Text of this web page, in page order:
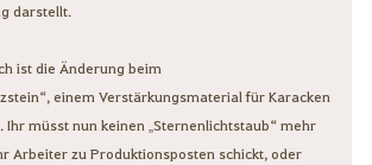
darstellt.
ist die Änderung beim
einem Verstärkungsmaterial für Karacken
Ihr müsst nun keinen „Sternenlichtstaub“ mehr
Arbeiter zu Produktionsposten schickt, oder